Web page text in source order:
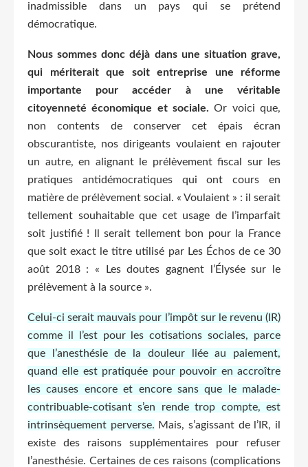
inadmissible dans un pays qui se prétend
démocratique.
Nous sommes donc déjà dans une situation grave,
qui mériterait que soit entreprise une réforme
importante pour accéder à une véritable
citoyenneté économique et sociale. Or voici que,
non contents de conserver cet épais écran
obscurantiste, nos dirigeants voulaient en rajouter
un autre, en alignant le prélèvement fiscal sur les
pratiques antidémocratiques qui ont cours en
matière de prélèvement social. « Voulaient » : il serait
tellement souhaitable que cet usage de l’imparfait
soit justifié ! Il serait tellement bon pour la France
que soit exact le titre utilisé par Les Échos de ce 30
août 2018 : « Les doutes gagnent l’Élysée sur le
prélèvement à la source ».
Celui-ci serait mauvais pour l’impôt sur le revenu (IR)
comme il l’est pour les cotisations sociales, parce
que l’anesthésie de la douleur liée au paiement,
quand elle est pratiquée pour pouvoir en accroître
les causes encore et encore sans que le malade-
contribuable-cotisant s’en rende trop compte, est
intrinsèquement perverse. Mais, s’agissant de l’IR, il
existe des raisons supplémentaires pour refuser
l’anesthésie. Certaines de ces raisons (complications